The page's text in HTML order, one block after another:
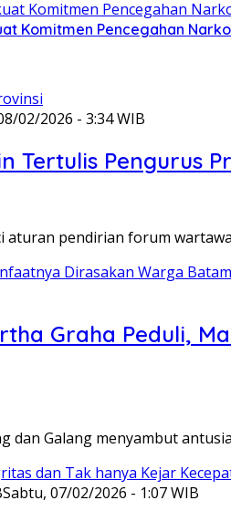
Komitmen Pencegahan
02/2026 - 3:34 WIB
Tertulis Pengurus
aturan pendirian forum
Graha Peduli,
dan Galang menyambut
Sabtu, 07/02/2026 - 1:07 WIB